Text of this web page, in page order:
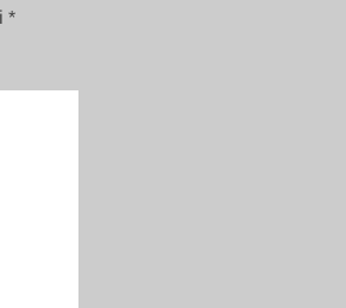
*